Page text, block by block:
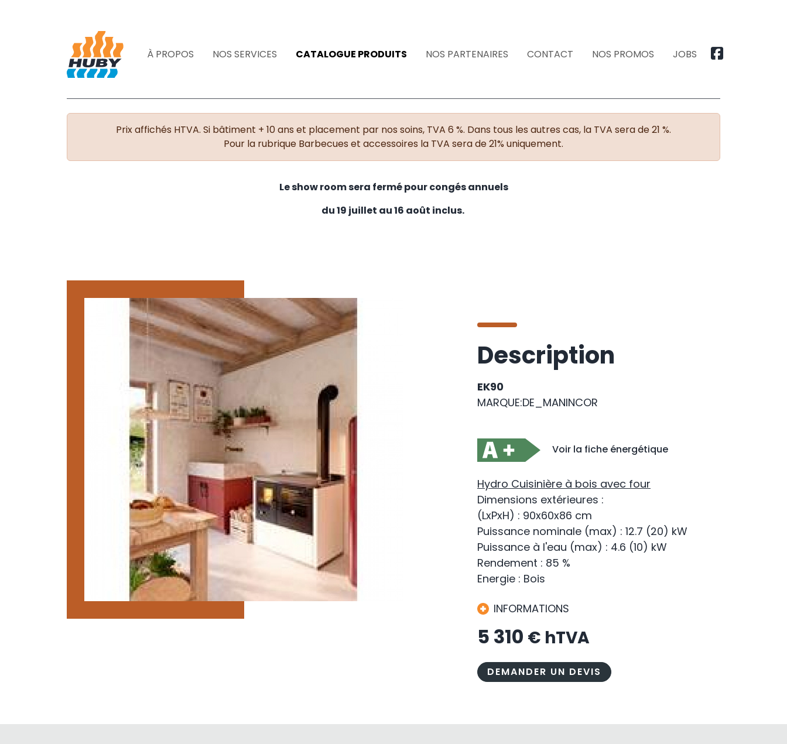
À PROPOS NOS SERVICES CATALOGUE PRODUITS NOS PARTENAIRES CONTACT NOS PROMOS JOBS
Prix affichés HTVA. Si bâtiment + 10 ans et placement par nos soins, TVA 6 %. Dans tous les autres cas, la TVA sera de 21 %.
Pour la rubrique Barbecues et accessoires la TVA sera de 21% uniquement.
Le show room sera fermé pour congés annuels
du 19 juillet au 16 août inclus.
Description
EK90
MARQUE:DE_MANINCOR
Voir la fiche énergétique
Hydro Cuisinière à bois avec four
Dimensions extérieures :
(LxPxH) : 90x60x86 cm
Puissance nominale (max) : 12.7 (20) kW
Puissance à l'eau (max) : 4.6 (10) kW
Rendement : 85 %
Energie : Bois
INFORMATIONS
5 310 € hTVA
DEMANDER UN DEVIS